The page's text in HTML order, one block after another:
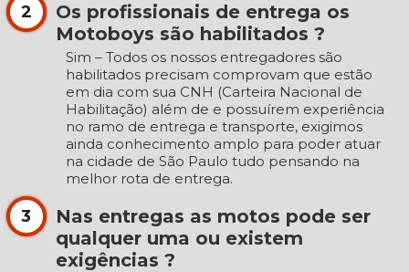
2
Os profissionais de entrega os
Motoboys são habilitados ?
Sim – Todos os nossos entregadores são
habilitados precisam comprovam que estão
em dia com sua CNH (Carteira Nacional de
Habilitação) além de e possuírem experiência
no ramo de entrega e transporte, exigimos
ainda conhecimento amplo para poder atuar
na cidade de São Paulo tudo pensando na
melhor rota de entrega.
3
Nas entregas as motos pode ser
qualquer uma ou existem
exigências ?